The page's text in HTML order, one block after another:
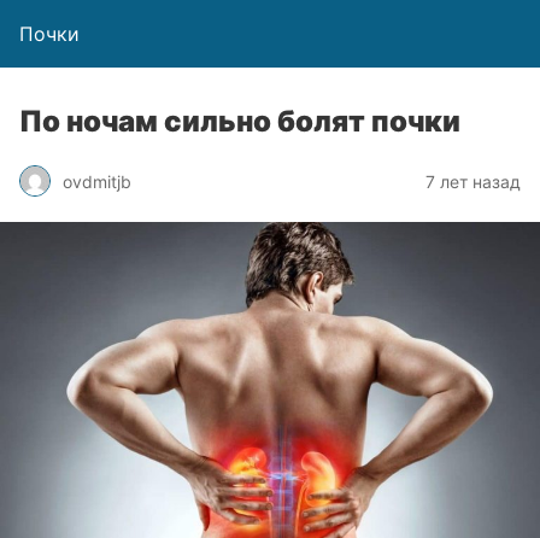
Почки
По ночам сильно болят почки
ovdmitjb 7 лет назад